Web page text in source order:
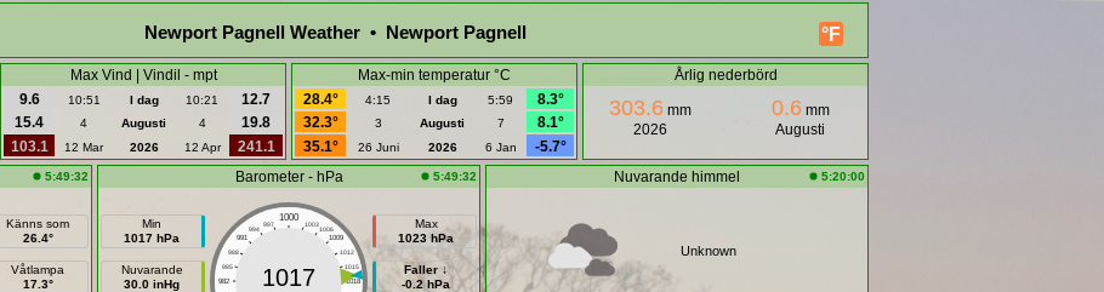
°F
Newport Pagnell Weather • Newport Pagnell
Max Vind | Vindil - mpt
9.6
10:51 I dag 10:21
12.7
15.4
4 Augusti 4
19.8
103.1
12 Mar 2026 12 Apr 241.1
Max-min temperatur °C
28.4°
4:15 I dag 5:59
8.3°
32.3°
3 Augusti 7
8.1°
35.1°
26 Juni 2026 6 Jan -5.7°
Årlig nederbörd
303.6 mm
2026
0.6mm
Augusti
5:49:32
Känns som
26.4°
Våtlampa
17.3°
Barometer - hPa 5:49:32
Min
1017 hPa
Nuvarande
30.0 inHg
1000
997 1003
994
1006
991
1009
988
1012
985
1015
982
1018
1017
Max
1023 hPa
Faller ↓
-0.2 hPa
Nuvarande himmel 5:20:00
Unknown